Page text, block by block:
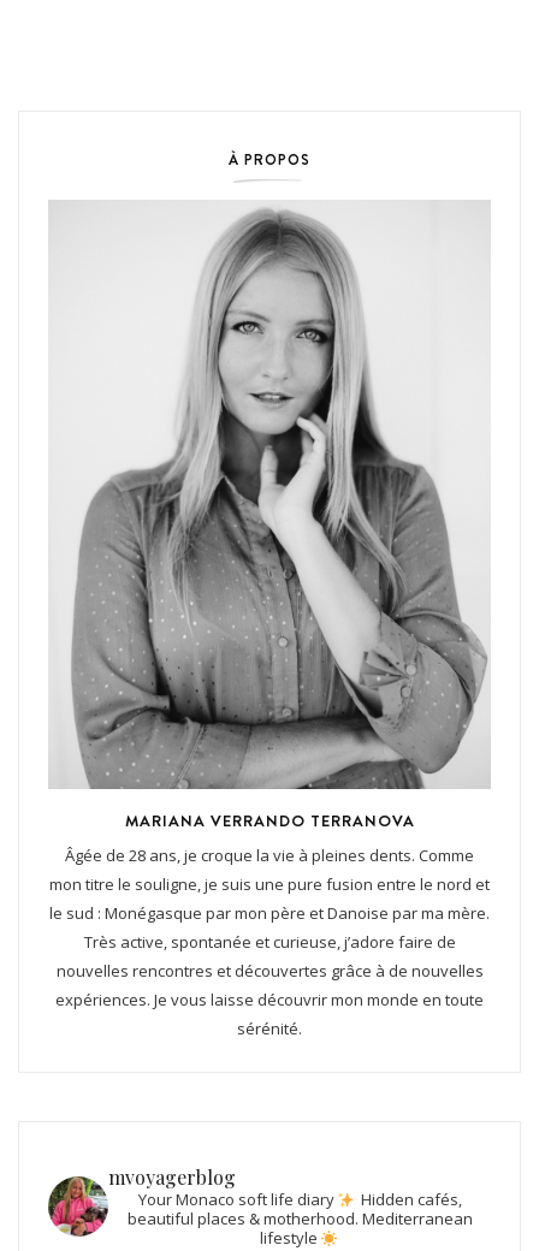
À PROPOS
MARIANA VERRANDO TERRANOVA
Âgée de 28 ans, je croque la vie à pleines dents. Comme
mon titre le souligne, je suis une pure fusion entre le nord et
le sud : Monégasque par mon père et Danoise par ma mère.
Très active, spontanée et curieuse, j’adore faire de
nouvelles rencontres et découvertes grâce à de nouvelles
expériences. Je vous laisse découvrir mon monde en toute
sérénité.
mvoyagerblog
Your Monaco soft life diary
Hidden cafés,
beautiful places & motherhood. Mediterranean
lifestyle